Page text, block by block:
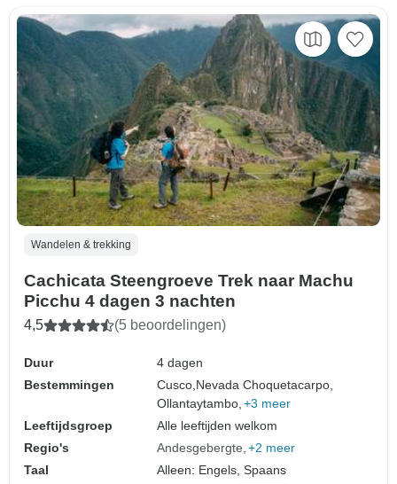
Wandelen & trekking
Cachicata Steengroeve Trek naar Machu
Picchu 4 dagen 3 nachten
4,5 (5 beoordelingen)
Duur
4 dagen
Bestemmingen
Cusco, Nevada Choquetacarpo,
Ollantaytambo, +3 meer
Leeftijdsgroep
Alle leeftijden welkom
Regio's
Andesgebergte +2 meer
Taal
Alleen: Engels, Spaans